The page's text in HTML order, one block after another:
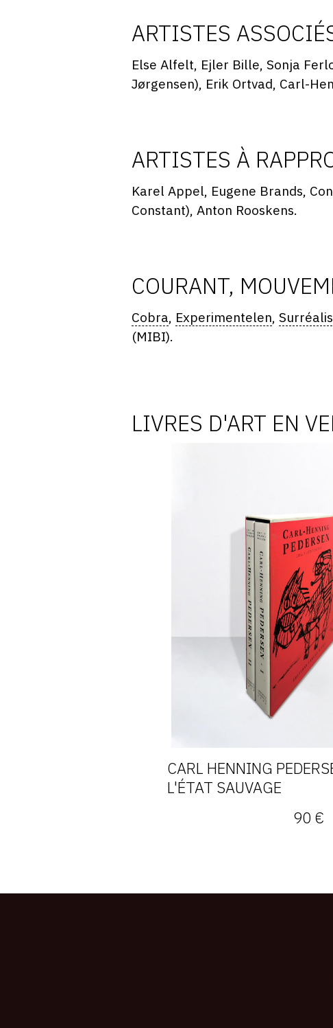
ARTISTES
Else Alfelt, Ejler Bille, Sonja
Jørgensen), Erik Ortvad, Carl-
ARTISTES À
Karel Appel, Eugene Brands,
Constant), Anton Rooskens.
COURANT,
Cobra, Experimentelen,
(MIBI).
LIVRES D'ART EN
CARL HENNING
L'ÉTAT SAUVAGE
90 €